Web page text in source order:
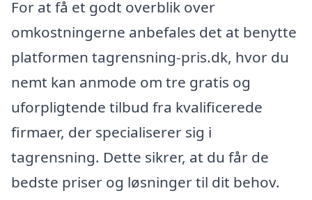
For at få et godt overblik over
omkostningerne anbefales det at benytte
platformen tagrensning-pris.dk, hvor du
nemt kan anmode om tre gratis og
uforpligtende tilbud fra kvalificerede
firmaer, der specialiserer sig i
tagrensning. Dette sikrer, at du får de
bedste priser og løsninger til dit behov.